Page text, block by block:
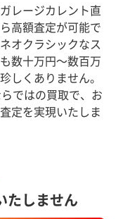
レージカレント直
高額査定が可能で
オクラシックなス
数十万円～数百万
しくありません。
ではの買取で、お
定を実現いたしま
たしません